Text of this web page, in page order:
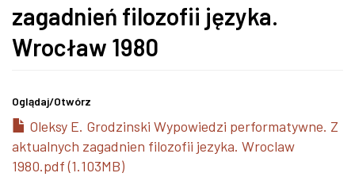
zagadnień filozofii języka.
Wrocław 1980
Oglądaj/Otwórz
Oleksy E. Grodzinski Wypowiedzi performatywne. Z
aktualnych zagadnien filozofii jezyka. Wroclaw
1980.pdf (1.103MB)